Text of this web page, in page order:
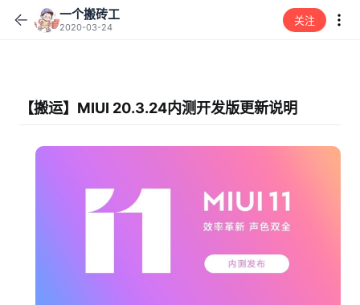
一个搬砖工
2020-03-24
关注
【搬运】MIUI 20.3.24内测开发版更新说明